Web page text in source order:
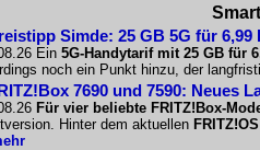
Simde: 25 GB 5G für
Ein 5G-Handytarif mit 25 GB für
noch ein Punkt hinzu, der
7690 und 7590: Neues
Für vier beliebte FRITZ!Box-
Hinter dem aktuellen